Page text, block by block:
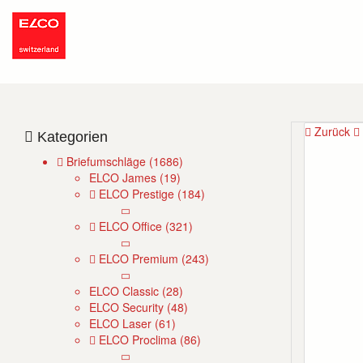
Kategorien
Briefumschläge (1686)
ELCO James (19)
ELCO Prestige (184)
ELCO Office (321)
ELCO Premium (243)
ELCO Classic (28)
ELCO Security (48)
ELCO Laser (61)
ELCO Proclima (86)
Zurück